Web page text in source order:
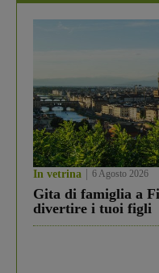
In vetrina 6 Agosto 2026
Gita di famiglia a
divertire i tuoi figli